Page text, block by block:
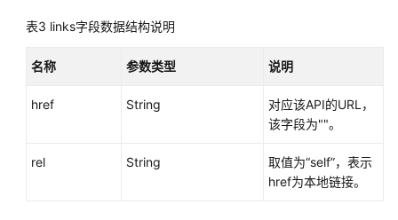
用
指
（巴
表3 links字段数据结构说明
名称 参数类型 说明
href String
对应该API的URL，
该字段为""。
rel String
取值为“self”，表示
href为本地链接。